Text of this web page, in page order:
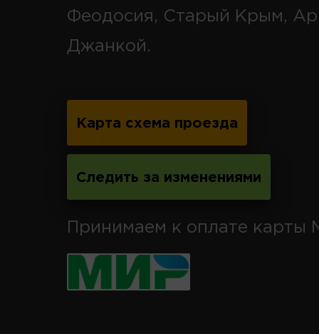
Феодосия, Старый Крым,
Джанкой.
Карта схема проезда
Следить за изменениями
Принимаем к оплате карты